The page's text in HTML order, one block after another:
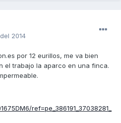
2014
por 12 eurillos, me va bien
el trabajo la aparco en una finca.
ref=pe_386191_37038281_